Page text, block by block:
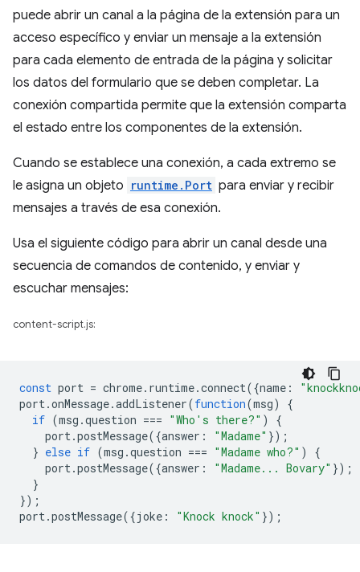
puede abrir un canal a la página de la extensión para un
acceso específico y enviar un mensaje a la extensión
para cada elemento de entrada de la página y solicitar
los datos del formulario que se deben completar. La
conexión compartida permite que la extensión comparta
el estado entre los componentes de la extensión.
Cuando se establece una conexión, a cada extremo se
le asigna un objeto runtime.Port para enviar y recibir
mensajes a través de esa conexión.
Usa el siguiente código para abrir un canal desde una
secuencia de comandos de contenido, y enviar y
escuchar mensajes:
content-script.js:
const port = chrome. runtime.connect({name :
port.onMessage.addListener(function(msg)
{
if (msg .question === "Who's there?" )
{
port.postMessage({answer : "Madame" });
} else if (msg .question === "Madame who?" )
{
port.postMessage({answer : "Madame... Bovary" });
}
});
port.postMessage({joke : "Knock knock" });